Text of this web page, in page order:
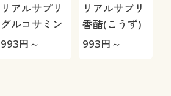
リアルサプリ
グルコサミン
993円～
リアルサプリ
香醋(こうず)
993円～